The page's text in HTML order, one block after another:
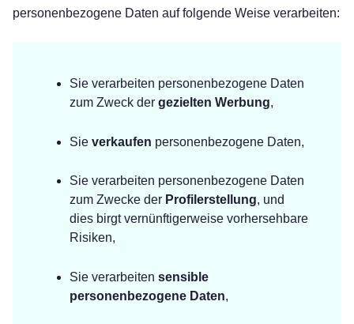
personenbezogene Daten auf folgende Weise verarbeiten:
Sie verarbeiten personenbezogene Daten
zum Zweck der gezielten Werbung,
Sie verkaufen personenbezogene Daten,
Sie verarbeiten personenbezogene Daten
zum Zwecke der Profilerstellung, und
dies birgt vernünftigerweise vorhersehbare
Risiken,
Sie verarbeiten sensible
personenbezogene Daten,